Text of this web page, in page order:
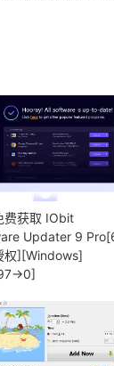
费获取 IObit
Updater 9
权][Windows]